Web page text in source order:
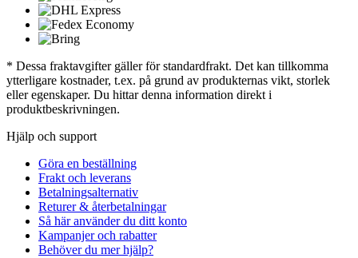
* Dessa fraktavgifter gäller för standardfrakt. Det kan tillkomma
ytterligare kostnader, t.ex. på grund av produkternas vikt, storlek
eller egenskaper. Du hittar denna information direkt i
produktbeskrivningen.
Hjälp och support
Göra en beställning
Frakt och leverans
Betalningsalternativ
Returer & återbetalningar
Så här använder du ditt konto
Kampanjer och rabatter
Behöver du mer hjälp?